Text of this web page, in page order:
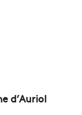
d’Auriol